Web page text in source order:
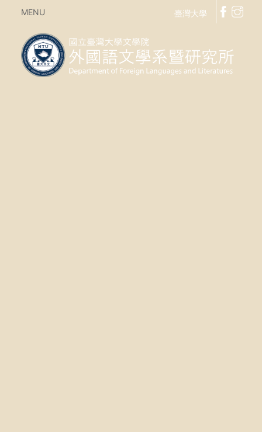
MENU 臺灣大學